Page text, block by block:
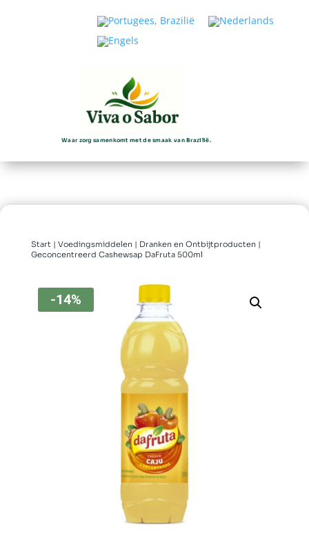
Waar zorg samenkomt met de smaak van Brazilië.
Start| Voedingsmiddelen | Dranken en Ontbijtproducten |
Geconcentreerd Cashewsap DaFruta 500ml
-14%